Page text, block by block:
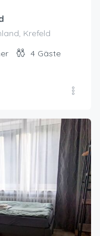
Krefeld
4 Gäste